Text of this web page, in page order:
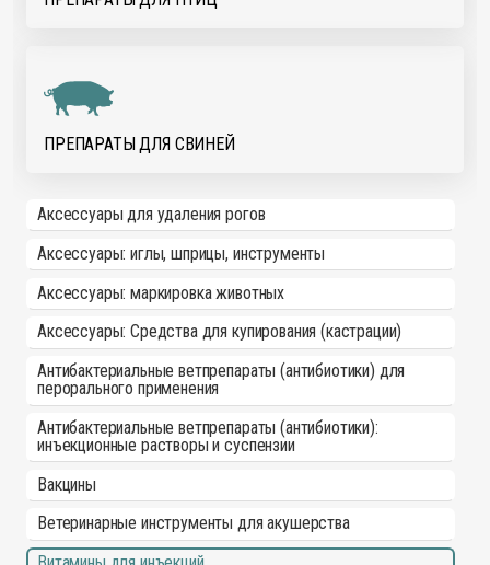
ПРЕПАРАТЫ ДЛЯ СВИНЕЙ
Аксессуары для удаления рогов
Аксессуары: иглы, шприцы, инструменты
Аксессуары: маркировка животных
Аксессуары: Средства для купирования (кастрации)
Антибактериальные ветпрепараты (антибиотики) для
перорального применения
Антибактериальные ветпрепараты (антибиотики):
инъекционные растворы и суспензии
Вакцины
Ветеринарные инструменты для акушерства